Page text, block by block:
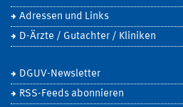
Adressen und Links
D-Ärzte / Gutachter / Kliniken
DGUV-Newsletter
RSS-Feeds abonnieren